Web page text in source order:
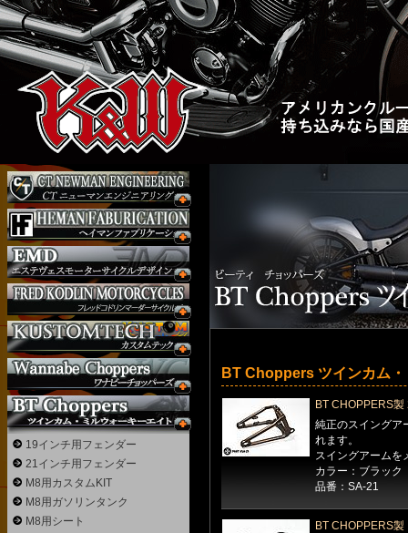
BT Choppers ツインカム
BT CHOPPERS
純正のスイングア
れます。
スイングアームを
カラー：ブラック
品番：SA-21
BT CHOPPERS
19インチ用フェンダー
21インチ用フェンダー
M8用カスタムKIT
M8用ガソリンタンク
M8用シート